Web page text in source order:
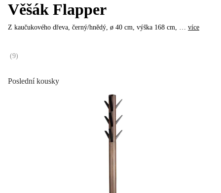
Poslední kousky
Věšák Flapper
Z kaučukového dřeva, černý/hnědý, ø 40 cm, výška 168 cm, … více
(9)